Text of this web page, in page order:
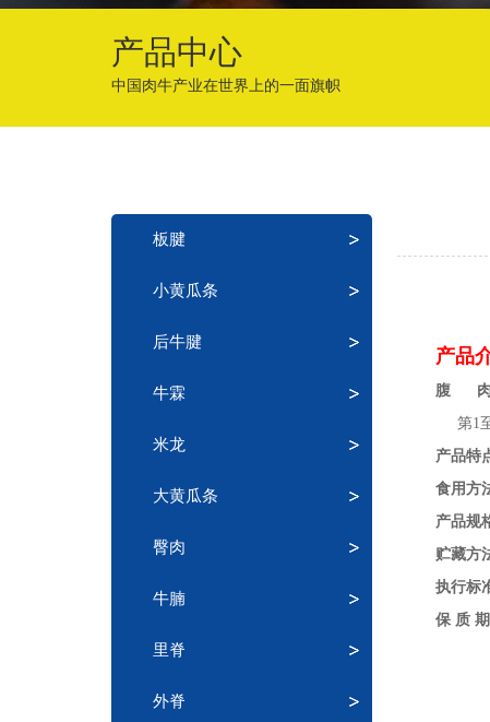
产品中心
中国肉牛产业在世界上的一面旗帜
板腱
小黄瓜条
后牛腱
牛霖
米龙
大黄瓜条
臀肉
牛腩
里脊
外脊
产品
腹 肉
第1至
产品特
食用方
产品规
贮藏方
执行标
保 质 期